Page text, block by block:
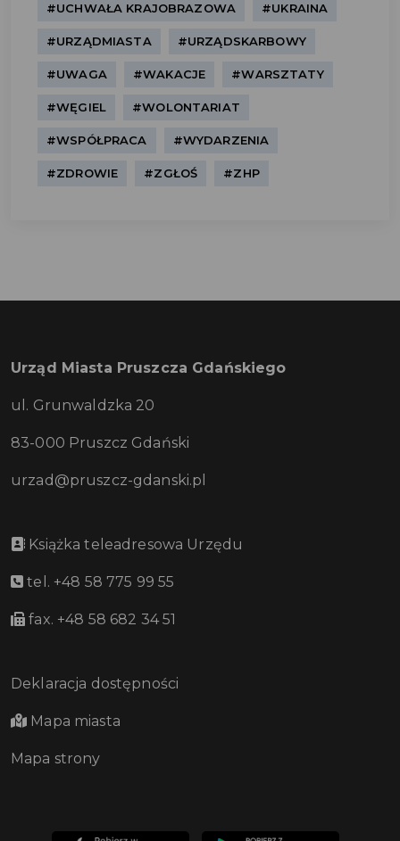
#UCHWAŁA KRAJOBRAZOWA #UKRAINA
#URZĄDMIASTA #URZĄDSKARBOWY
#UWAGA #WAKACJE #WARSZTATY
#WĘGIEL #WOLONTARIAT
#WSPÓŁPRACA #WYDARZENIA
#ZDROWIE #ZGŁOŚ #ZHP
Urząd Miasta Pruszcza Gdańskiego
ul. Grunwaldzka 20
83-000 Pruszcz Gdański
urzad@pruszcz-gdanski.pl
Książka teleadresowa Urzędu
tel. +48 58 775 99 55
fax. +48 58 682 34 51
Deklaracja dostępności
Mapa miasta
Mapa strony